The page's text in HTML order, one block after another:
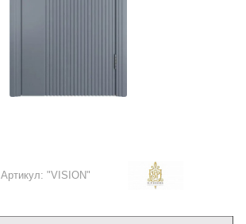
Артикул: "VISION"